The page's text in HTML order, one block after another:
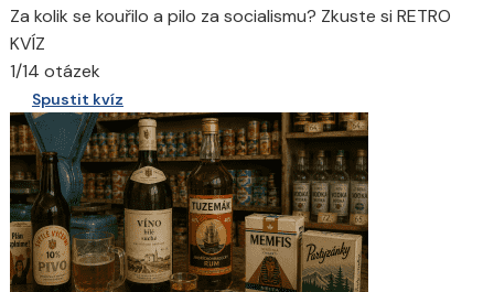
Za kolik se kouřilo a pilo za socialismu? Zkuste si RETRO
KVÍZ
1/14 otázek
Spustit kvíz